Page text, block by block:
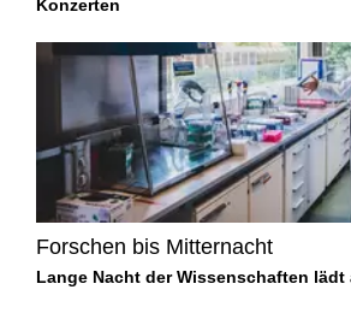
Konzerten
Forschen bis Mitternacht
Lange Nacht der Wissenschaften lädt